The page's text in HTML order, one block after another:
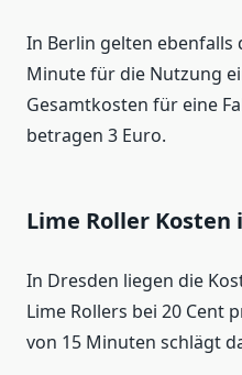
In Berlin gelten ebenfalls
Minute für die Nutzung
Gesamtkosten für eine
betragen 3 Euro.
Lime Roller Kosten
In Dresden liegen die
Lime Rollers bei 20 Cent
von 15 Minuten schlägt